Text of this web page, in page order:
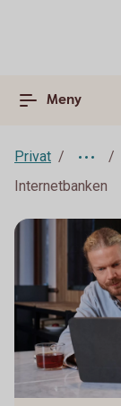
Meny
Privat
Internetbanken